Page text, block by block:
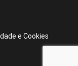
e Cookies